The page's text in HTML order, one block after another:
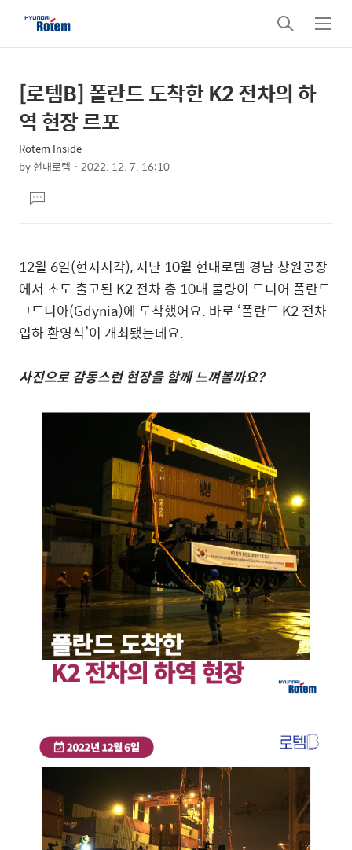
검
색
메
뉴
상
세
텐
본
문
제
목
[로템B] 폴란드 도착한 K2 전차의 하
역 현장 르포
Rotem Inside
by현대로템 2022. 12. 7. 16:10
문댓
글
12월 6일(현지시각),지난 10월 현대로템 경남 창원공장
에서 초도 출고된 K2전차총 10대 물량이 드디어 폴란드
그드니아(Gdynia)에 도착했어요. 바로 ‘폴란드 K2전차
입하환영식’이 개최됐는데요.
사진으로 감동스런 현장을 함께느껴볼까요?